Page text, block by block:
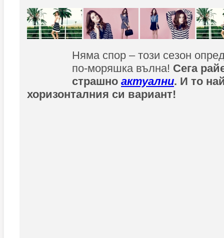
Няма спор – този сезон
по-моряшка вълна! Сега
страшно актуални. И то
хоризонталния си вариант!